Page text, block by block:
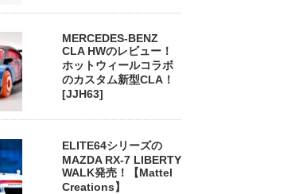
MERCEDES-BENZ
CLA HWのレビュー！
ホットウィールコラボ
のカスタム新型CLA！
[JJH63]
ELITE64シリーズの
MAZDA RX-7 LIBERTY
WALK発売！【Mattel
Creations】